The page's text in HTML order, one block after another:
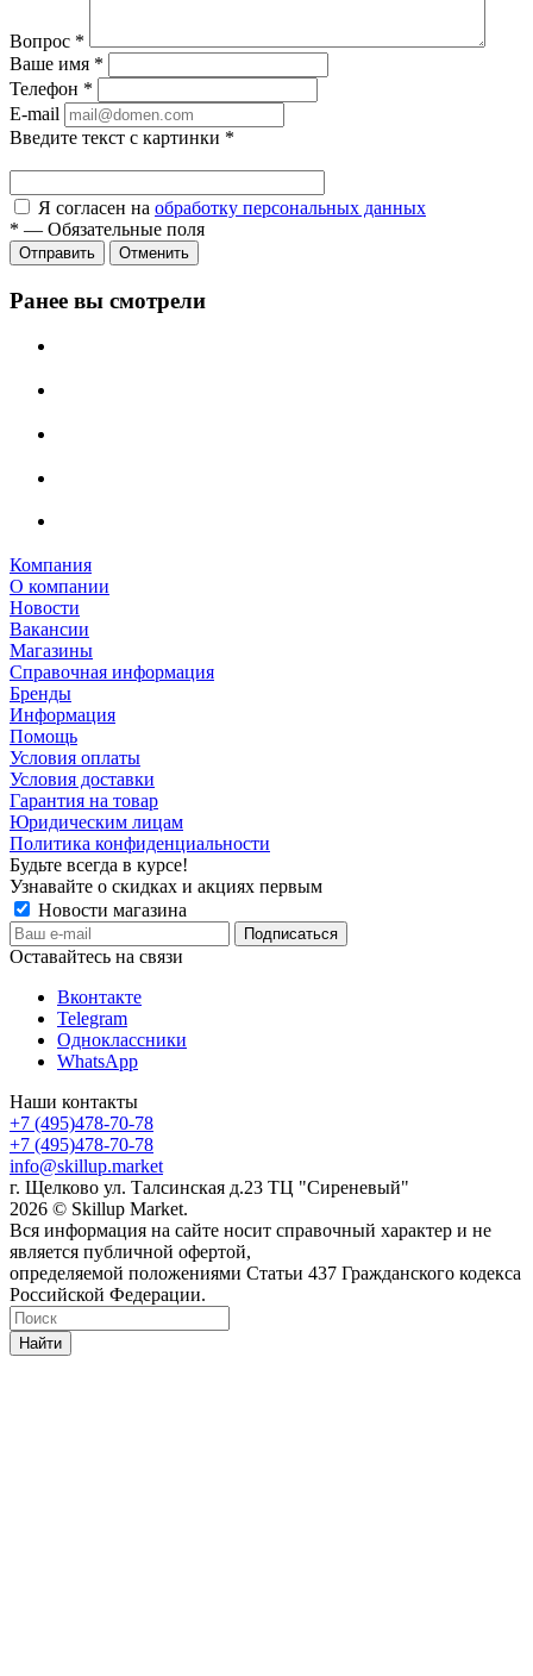
Вопрос *
Ваше имя *
Телефон *
E-mail
Введите текст с картинки *
Я согласен на обработку персональных данных
* — Обязательные поля
Отправить Отменить
Ранее вы смотрели
Компания
О компании
Новости
Вакансии
Магазины
Справочная информация
Бренды
Информация
Помощь
Условия оплаты
Условия доставки
Гарантия на товар
Юридическим лицам
Политика конфиденциальности
Будьте всегда в курсе!
Узнавайте о скидках и акциях первым
Новости магазина
Оставайтесь на связи
Вконтакте
Telegram
Одноклассники
WhatsApp
Наши контакты
+7 (495)478-70-78
+7 (495)478-70-78
info@skillup.market
г. Щелково ул. Талсинская д.23 ТЦ "Сиреневый"
2026 © Skillup Market.
Вся информация на сайте носит справочный характер и не
является публичной офертой,
определяемой положениями Статьи 437 Гражданского кодекса
Российской Федерации.
Найти